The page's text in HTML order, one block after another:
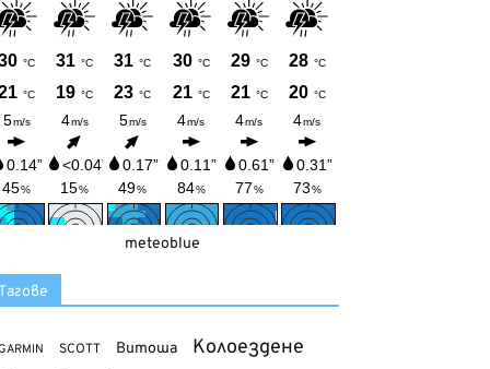
meteoblue
SCOTT Витоша Колоездене